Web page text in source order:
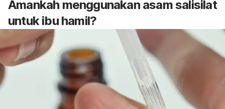
Amankah menggunakan asam salisilat
untuk ibu hamil?